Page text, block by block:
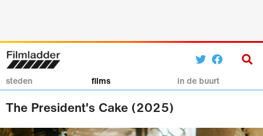
steden films in de buurt
The President's Cake (2025)